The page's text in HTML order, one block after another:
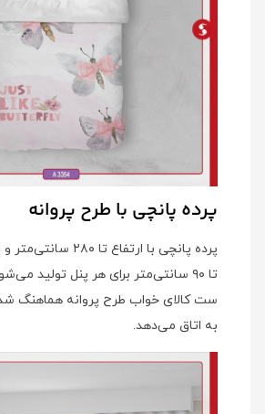
پرده پانچی با طرح پروانه
تا ۹۰ سانتی‌متر برای هر پنل تولید
ست کالای خواب طرح پروانه هماهنگ
به اتاق می‌دهد.